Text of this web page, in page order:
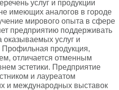
услуг и продукции
имеющих аналогов в городе
мирового опыта в сфере
предприятию поддерживать
оказываемых услуг и
Профильная продукция,
отличается отменным
эстетики. Предприятие
и лауреатом
и международных выставок